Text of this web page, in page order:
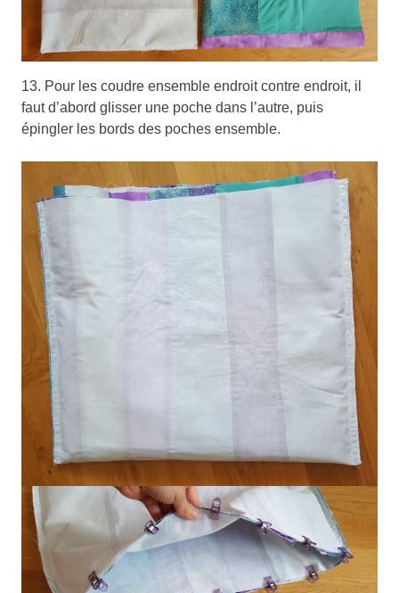
13. Pour les coudre ensemble endroit contre endroit, il
faut d’abord glisser une poche dans l’autre, puis
épingler les bords des poches ensemble.